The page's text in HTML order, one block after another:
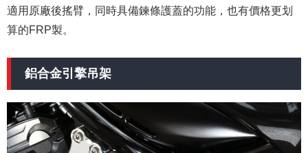
適用原廠後搖臂，同時具備鍊條護蓋的功能，也有價格更划
算的FRP製。
鋁合金引擎吊架